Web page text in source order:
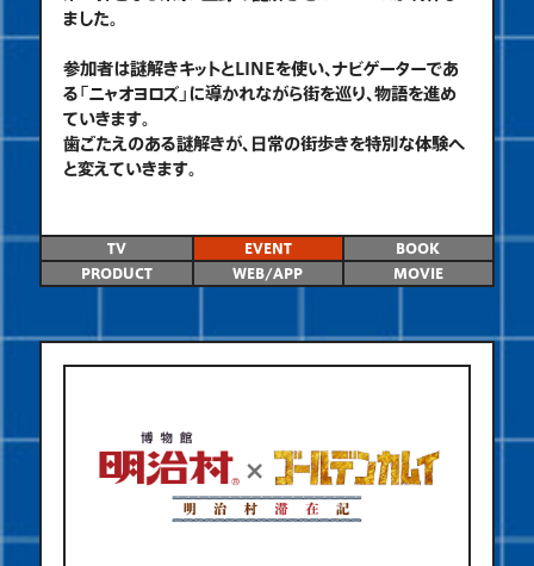
ました。
参加者は謎解きキットとLINEを使い、ナビゲーターであ
る「ニャオヨロズ」に導かれながら街を巡り、物語を進め
ていきます。
歯ごたえのある謎解きが、日常の街歩きを特別な体験へ
と変えていきます。
TV EVENT
BOOK
PRODUCT
WEB/APP MOVIE